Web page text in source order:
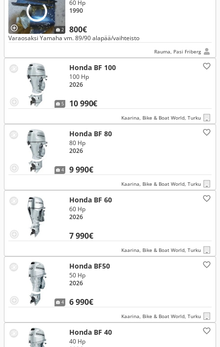
2 800€
60 Hp
1990
Varaosaksi Yamaha vm. 89/90 alapää/vaihteisto
Rauma, Pasi Friberg
5
Honda BF 100
10 990€
100 Hp
2026
Kaarina, Bike & Boat World, Turku
4
Honda BF 80
9 990€
80 Hp
2026
Kaarina, Bike & Boat World, Turku
Honda BF 60
7 990€
60 Hp
2026
Kaarina, Bike & Boat World, Turku
4
Honda BF50
6 990€
50 Hp
2026
Kaarina, Bike & Boat World, Turku
Honda BF 40
40 Hp